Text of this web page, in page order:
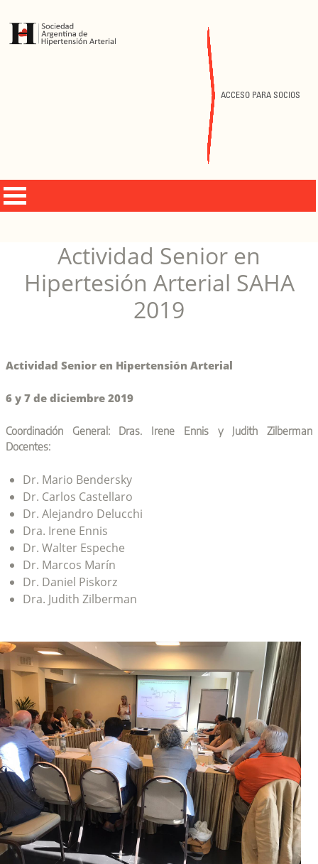
ACCESO PARA SOCIOS
Actividad Senior en
Hipertesión Arterial SAHA
2019
Actividad Senior en Hipertensión Arterial
6 y 7 de diciembre 2019
Coordinación General: Dras. Irene Ennis y Judith Zilberman
Docentes:
Dr. Mario Bendersky
Dr. Carlos Castellaro
Dr. Alejandro Delucchi
Dra. Irene Ennis
Dr. Walter Espeche
Dr. Marcos Marín
Dr. Daniel Piskorz
Dra. Judith Zilberman